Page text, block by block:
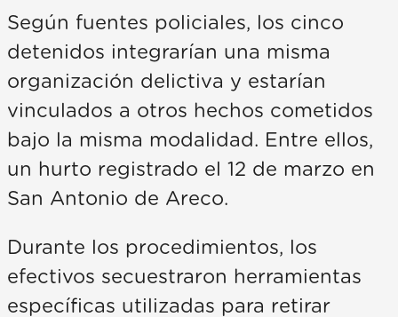
Según fuentes policiales, los cinco
detenidos integrarían una misma
organización delictiva y estarían
vinculados a otros hechos cometidos
bajo la misma modalidad. Entre ellos,
un hurto registrado el 12 de marzo en
San Antonio de Areco.
Durante los procedimientos, los
efectivos secuestraron herramientas
específicas utilizadas para retirar